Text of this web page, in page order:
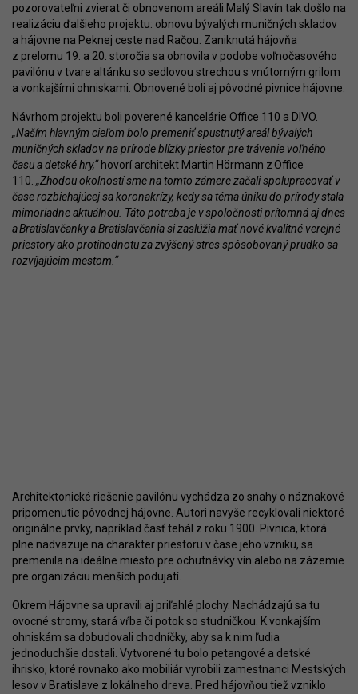
pozorovateľni zvierat či obnovenom areáli Malý Slavín tak došlo na
realizáciu ďalšieho projektu: obnovu bývalých muničných skladov
a hájovne na Peknej ceste nad Račou. Zaniknutá hájovňa
z prelomu 19. a 20. storočia sa obnovila v podobe voľnočasového
pavilónu v tvare altánku so sedlovou strechou s vnútorným grilom
a vonkajšími ohniskami. Obnovené boli aj pôvodné pivnice hájovne.
Návrhom projektu boli poverené kancelárie Office 110 a DIVO.
„Naším hlavným cieľom bolo premeniť spustnutý areál bývalých
muničných skladov na prírode blízky priestor pre trávenie voľného
času a detské hry,“hovorí architekt Martin Hörmann z Office
110. „Zhodou okolností sme na tomto zámere začali spolupracovať v
čase rozbiehajúcej sa koronakrízy, kedy sa téma úniku do prírody stala
mimoriadne aktuálnou. Táto potreba je v spoločnosti prítomná aj dnes
a Bratislavčanky a Bratislavčania si zaslúžia mať nové kvalitné verejné
priestory ako protihodnotu za zvýšený stres spôsobovaný prudko sa
rozvíjajúcim mestom.“
Architektonické riešenie pavilónu vychádza zo snahy o náznakové
pripomenutie pôvodnej hájovne. Autori navyše recyklovali niektoré
originálne prvky, napríklad časť tehál z roku 1900. Pivnica, ktorá
plne nadväzuje na charakter priestoru v čase jeho vzniku, sa
premenila na ideálne miesto pre ochutnávky vín alebo na zázemie
pre organizáciu menších podujatí.
Okrem Hájovne sa upravili aj priľahlé plochy. Nachádzajú sa tu
ovocné stromy, stará vŕba či potok so studničkou. K vonkajším
ohniskám sa dobudovali chodníčky, aby sa k nim ľudia
jednoduchšie dostali. Vytvorené tu bolo petangové a detské
ihrisko, ktoré rovnako ako mobiliár vyrobili zamestnanci Mestských
lesov v Bratislave z lokálneho dreva. Pred hájovňou tiež vzniklo